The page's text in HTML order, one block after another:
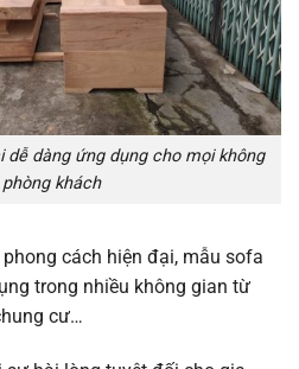
dễ dàng ứng dụng cho mọi không
khách
cách hiện đại, mẫu sofa
trong nhiều không gian từ
cư…